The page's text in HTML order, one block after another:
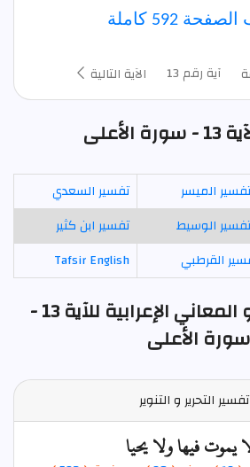
592 كاملة
آية رقم 13 الآية التالية
الأعلى
الميسر
تفسير السعدي
الوسيط
تفسير ابن كثير
القرطبي Tafsir English
الصور البلاغية و المعاني الإعرابية للآية 13 -
سورة الأعلى
تفسير التحرير و التنوير
يموت فيها ولا يحيا